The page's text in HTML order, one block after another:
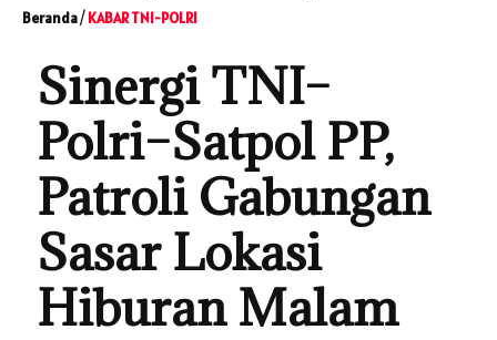
Beranda/KABAR TNI-POLRI
Sinergi TNI–
Polri–Satpol PP,
Patroli Gabungan
Sasar Lokasi
Hiburan Malam